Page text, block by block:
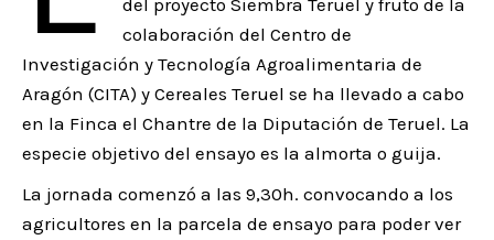
colaboración del Centro de
Investigación y Tecnología Agroalimentaria de
Aragón (CITA) y Cereales Teruel se ha llevado a cabo
en la Finca el Chantre de la Diputación de Teruel. La
especie objetivo del ensayo es la almorta o guija.
La jornada comenzó a las 9,30h. convocando a los
agricultores en la parcela de ensayo para poder ver